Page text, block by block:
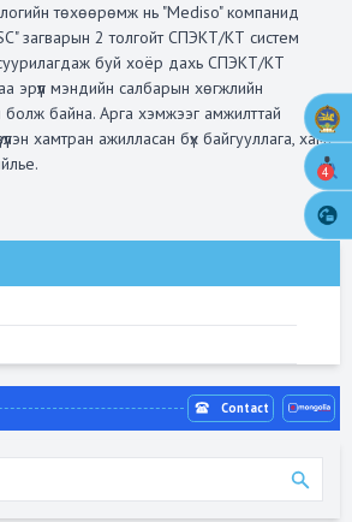
төхөөрөмж нь "Mediso" компанид
загварын 2 толгойт СПЭКТ/КТ систем
буй хоёр дахь СПЭКТ/КТ
эрүүл мэндийн салбарын хөгжлийн
болж байна. Арга хэмжээг амжилттай
хамтран ажилласан бүх байгууллага, хамт
Contact
4